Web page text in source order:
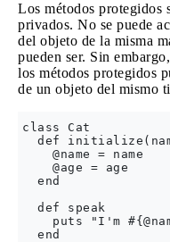
Los métodos protegidos
privados. No se puede
del objeto de la misma
pueden ser. Sin
los métodos protegidos
de un objeto del mismo
class Cat
def
    @name = name
    @age = age
  end
  def speak
puts "I'm
  end